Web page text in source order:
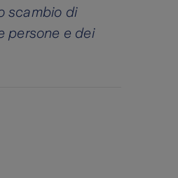
scambio di
persone e dei